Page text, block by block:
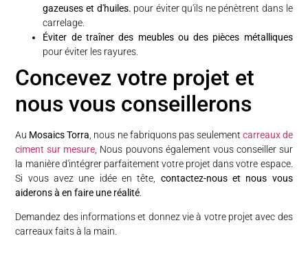
gazeuses et d'huiles. pour éviter qu'ils ne pénètrent dans le
carrelage.
Éviter de traîner des meubles ou des pièces métalliques
pour éviter les rayures.
Concevez votre projet et
nous vous conseillerons
Au Mosaics Torra , nous ne fabriquons pas seulement carreaux de
ciment sur mesure , Nous pouvons également vous conseiller sur
la manière d'intégrer parfaitement votre projet dans votre espace.
Si vous avez une idée en tête, contactez-nous et nous vous
aiderons à en faire une réalité
Demandez des informations et donnez vie à votre projet avec des
carreaux faits à la main.